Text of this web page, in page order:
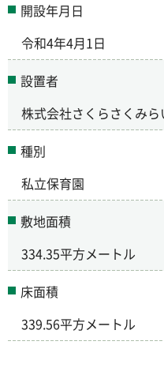
開設年月日
令和4年4月1日
設置者
株式会社さくらさくみら
種別
私立保育園
敷地面積
334.35平方メートル
床面積
339.56平方メートル